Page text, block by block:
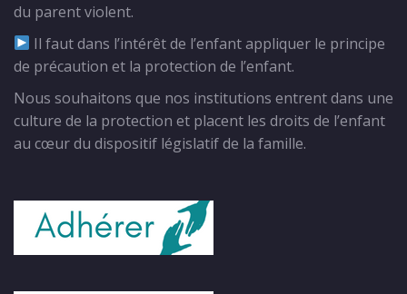
du parent violent.
Il faut dans l’intérêt de l’enfant appliquer le principe
de précaution et la protection de l’enfant.
Nous souhaitons que nos institutions entrent dans une
culture de la protection et placent les droits de l’enfant
au cœur du dispositif législatif de la famille.